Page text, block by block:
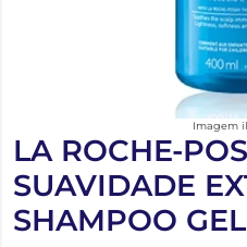
Imagem
LA ROCHE-
SUAVIDADE
SHAMPOO